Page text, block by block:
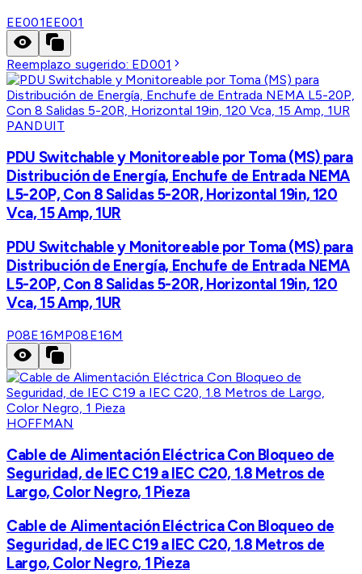
EE001EE001
Reemplazo sugerido: ED001
PANDUIT
PDU Switchable y Monitoreable por Toma (MS) para
Distribución de Energía, Enchufe de Entrada NEMA
L5-20P, Con 8 Salidas 5-20R, Horizontal 19in, 120
Vca, 15 Amp, 1UR
PDU Switchable y Monitoreable por Toma (MS) para
Distribución de Energía, Enchufe de Entrada NEMA
L5-20P, Con 8 Salidas 5-20R, Horizontal 19in, 120
Vca, 15 Amp, 1UR
P08E16MP08E16M
HOFFMAN
Cable de Alimentación Eléctrica Con Bloqueo de
Seguridad, de IEC C19 a IEC C20, 1.8 Metros de
Largo, Color Negro, 1 Pieza
Cable de Alimentación Eléctrica Con Bloqueo de
Seguridad, de IEC C19 a IEC C20, 1.8 Metros de
Largo, Color Negro, 1 Pieza